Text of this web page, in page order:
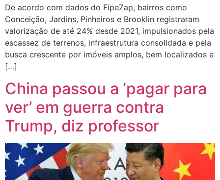
De acordo com dados do FipeZap, bairros como
Conceição, Jardins, Pinheiros e Brooklin registraram
valorização de até 24% desde 2021, impulsionados pela
escassez de terrenos, infraestrutura consolidada e pela
busca crescente por imóveis amplos, bem localizados e
[…]
China passou a ‘pagar para
ver’ em guerra contra
Trump, diz professor